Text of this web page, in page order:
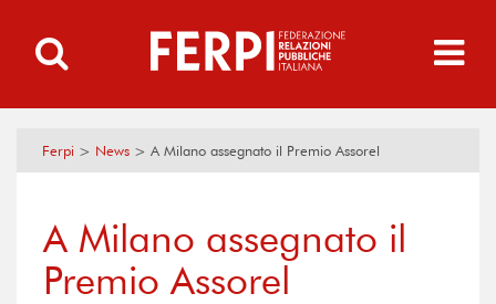
Ferpi > News > A Milano assegnato il Premio Assorel
A Milano assegnato il
Premio Assorel